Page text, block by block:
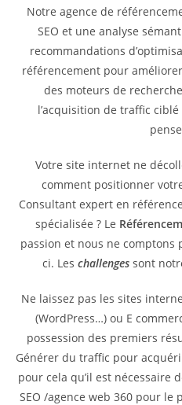
Notre agence de
SEO et une analyse
recommandations
référencement pour
des moteurs de
l’acquisition de traffic
Votre site internet ne
comment positionner
Consultant expert en
spécialisée ? Le
passion et nous ne comptons
ci. Les challengessont
Ne laissez pas les sites
(WordPress…) ou E
possession des premiers
Générer du traffic pour
pour cela qu’il est nécessaire
SEO /agence web 360 pour le